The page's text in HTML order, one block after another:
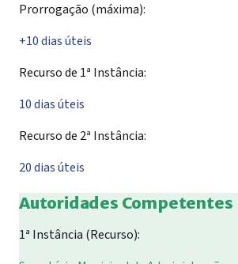
Prorrogação (máxima):
+10 dias úteis
Recurso de 1ª Instância:
10 dias úteis
Recurso de 2ª Instância:
20 dias úteis
Autoridades Competentes
1ª Instância (Recurso):